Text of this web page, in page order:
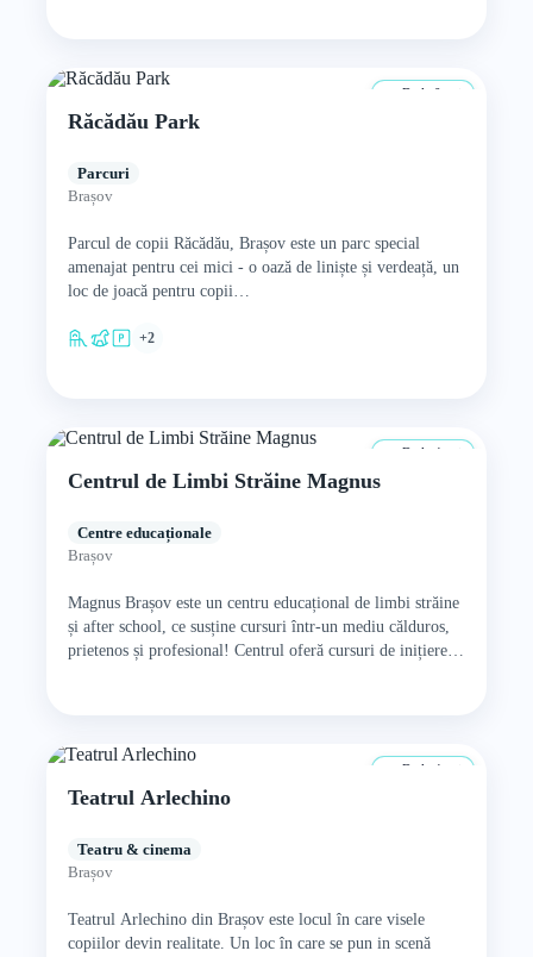
De la 0 ani
Răcădău Park
Parcuri
Brașov
Parcul de copii Răcădău, Brașov este un parc special
amenajat pentru cei mici - o oază de liniște și verdeață, un
loc de joacă pentru copii…
+2
De la 4 ani
Centrul de Limbi Străine Magnus
Centre educaționale
Brașov
Magnus Brașov este un centru educațional de limbi străine
și after school, ce susține cursuri într-un mediu călduros,
prietenos și profesional! Centrul oferă cursuri de inițiere…
De la 4 ani
Teatrul Arlechino
Teatru & cinema
Brașov
Teatrul Arlechino din Brașov este locul în care visele
copiilor devin realitate. Un loc în care se pun in scenă